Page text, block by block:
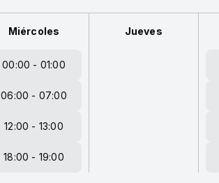
Miércoles
00:00 - 01:00
06:00 - 07:00
12:00 - 13:00
18:00 - 19:00
Jueves